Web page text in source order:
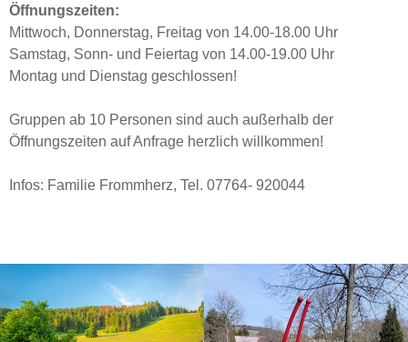
Öffnungszeiten:
Mittwoch, Donnerstag, Freitag von 14.00-18.00 Uhr
Samstag, Sonn- und Feiertag von 14.00-19.00 Uhr
Montag und Dienstag geschlossen!
Gruppen ab 10 Personen sind auch außerhalb der
Öffnungszeiten auf Anfrage herzlich willkommen!
Infos: Familie Frommherz, Tel. 07764- 920044